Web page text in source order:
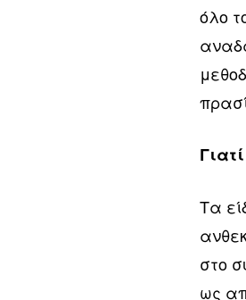
όλο
Τα
στο
ως